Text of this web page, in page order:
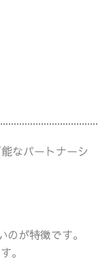
なパートナーシ
が特徴です。
。